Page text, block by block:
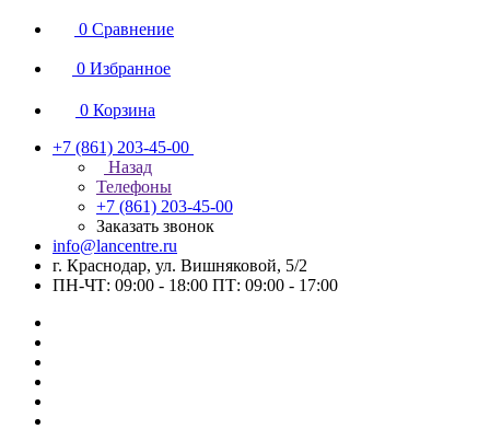
0 Сравнение
0 Избранное
0 Корзина
+7 (861) 203-45-00
Назад
Телефоны
+7 (861) 203-45-00
Заказать звонок
info@lancentre.ru
г. Краснодар, ул. Вишняковой, 5/2
ПН-ЧТ: 09:00 - 18:00 ПТ: 09:00 - 17:00